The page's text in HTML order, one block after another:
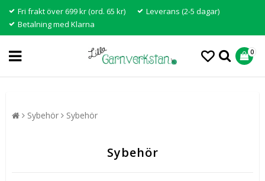
Fri frakt över 699 kr (ord. 65 kr)
Leverans (2-5 dagar)
Betalning med Klarna
0
Sybehör Sybehör
Sybehör